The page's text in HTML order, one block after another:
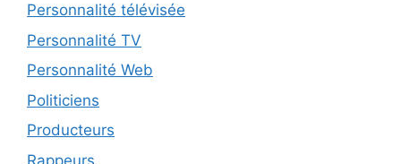
Personnalité télévisée
Personnalité TV
Personnalité Web
Politiciens
Producteurs
Rappeurs